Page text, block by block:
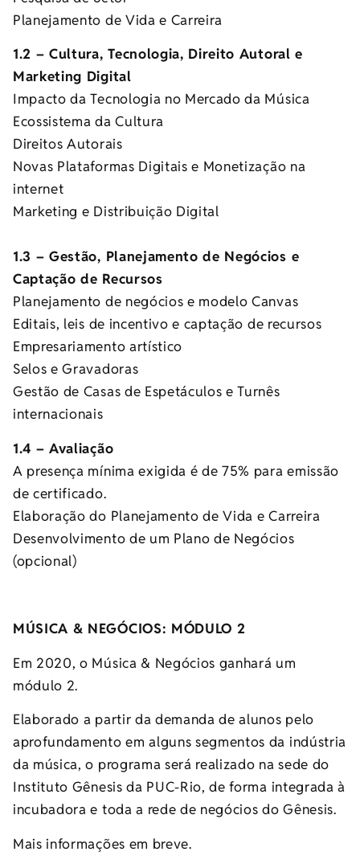
Planejamento de Vida e Carreira
1.2 – Cultura, Tecnologia, Direito Autoral e
Marketing Digital
Impacto da Tecnologia no Mercado da Música
Ecossistema da Cultura
Direitos Autorais
Novas Plataformas Digitais e Monetização na
internet
Marketing e Distribuição Digital
1.3 – Gestão, Planejamento de Negócios e
Captação de Recursos
Planejamento de negócios e modelo Canvas
Editais, leis de incentivo e captação de recursos
Empresariamento artístico
Selos e Gravadoras
Gestão de Casas de Espetáculos e Turnês
internacionais
1.4 – Avaliação
A presença mínima exigida é de 75% para emissão
de certificado.
Elaboração do Planejamento de Vida e Carreira
Desenvolvimento de um Plano de Negócios
(opcional)
MÚSICA & NEGÓCIOS: MÓDULO 2
Em 2020, o Música & Negócios ganhará um
módulo 2.
Elaborado a partir da demanda de alunos pelo
aprofundamento em alguns segmentos da indústria
da música, o programa será realizado na sede do
Instituto Gênesis da PUC-Rio, de forma integrada à
incubadora e toda a rede de negócios do Gênesis.
Mais informações em breve.